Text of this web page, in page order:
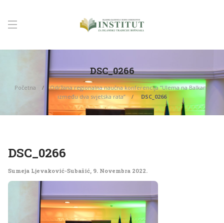
DSC_0266
Početna
Održana regionalna naučna konferencija “Ulema na Balkanu
između dva svjetska rata”
DSC_0266
DSC_0266
Sumeja Ljevaković-Subašić, 9. Novembra 2022.